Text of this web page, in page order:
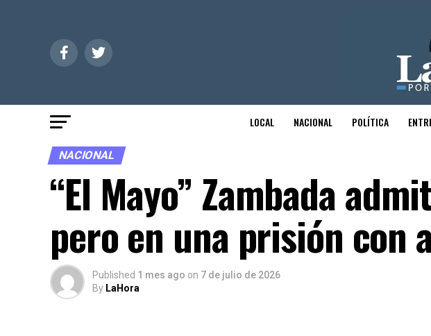
LOCAL NACIONAL POLÍTICA
NACIONAL
“El Mayo” Zambada
pero en una prisión con
Published 1 mes ago on 7 de julio de 2026
By LaHora